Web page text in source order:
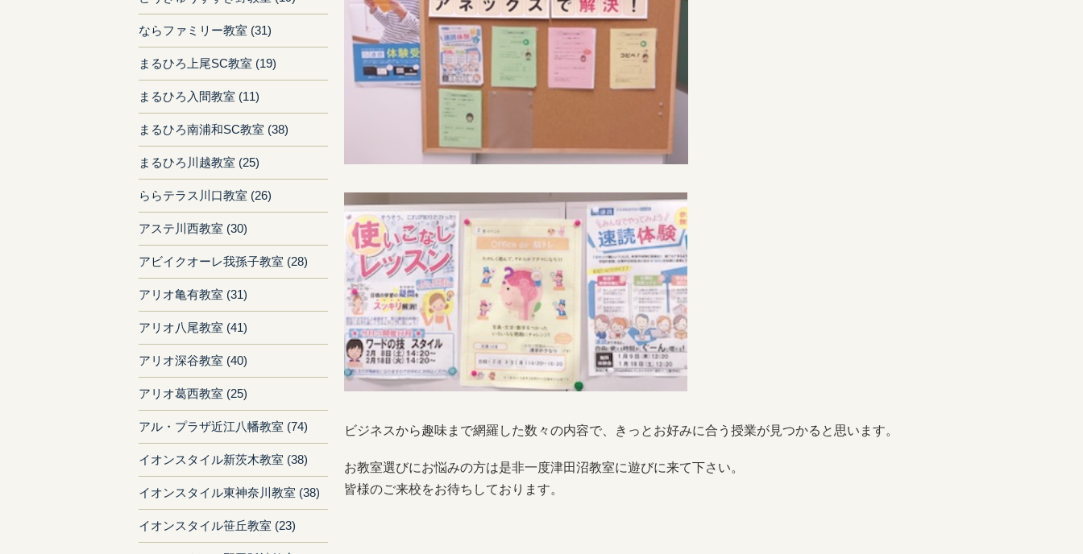
ビジネスから趣味まで網羅した数々の内容で、きっとお好みに合う授業が見つかると思います。
お教室選びにお悩みの方は是非一度津田沼教室に遊びに来て下さい。
皆様のご来校をお待ちしております。
ならファミリー教室 (31)
まるひろ上尾SC教室 (19)
まるひろ入間教室 (11)
まるひろ南浦和SC教室 (38)
まるひろ川越教室 (25)
ららテラス川口教室 (26)
アステ川西教室 (30)
アビイクオーレ我孫子教室 (28)
アリオ亀有教室 (31)
アリオ八尾教室 (41)
アリオ深谷教室 (40)
アリオ葛西教室 (25)
アル・プラザ近江八幡教室 (74)
イオンスタイル新茨木教室 (38)
イオンスタイル東神奈川教室 (38)
イオンスタイル笹丘教室 (23)